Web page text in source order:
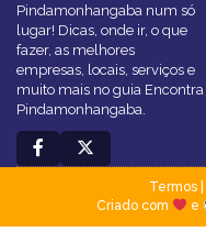
Pindamonhangaba num só
lugar! Dicas, onde ir, o que
fazer, as melhores
empresas, locais, serviços e
muito mais no guia Encontra
Pindamonhangaba.
Termos|
Criado com
e